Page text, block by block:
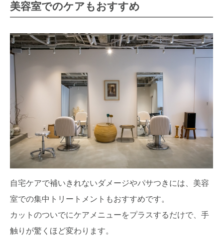
美容室でのケアもおすすめ
自宅ケアで補いきれないダメージやパサつきには、美容
室での集中トリートメントもおすすめです。
カットのついでにケアメニューをプラスするだけで、手
触りが驚くほど変わります。